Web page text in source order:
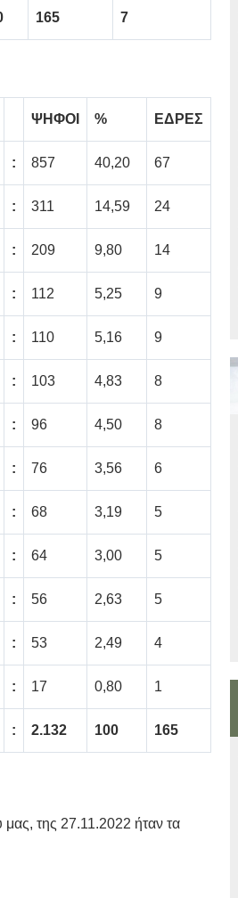
165 7
ΨΗΦΟΙ % ΕΔΡΕΣ
: 857 40,20 67
: 311 14,59 24
: 209 9,80 14
: 112 5,25 9
: 110 5,16 9
: 103 4,83 8
: 96 4,50 8
: 76 3,56 6
: 68 3,19 5
: 64 3,00 5
: 56 2,63 5
: 53 2,49 4
: 17 0,80 1
: 2.132 100 165
της 27.11.2022 ήταν τα